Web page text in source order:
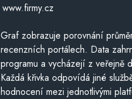
www.firmy.cz
Graf zobrazuje porovnání
recenzních portálech. Data
programu a vycházejí z veřejně
Každá křivka odpovídá jiné
hodnocení mezi jednotlivými